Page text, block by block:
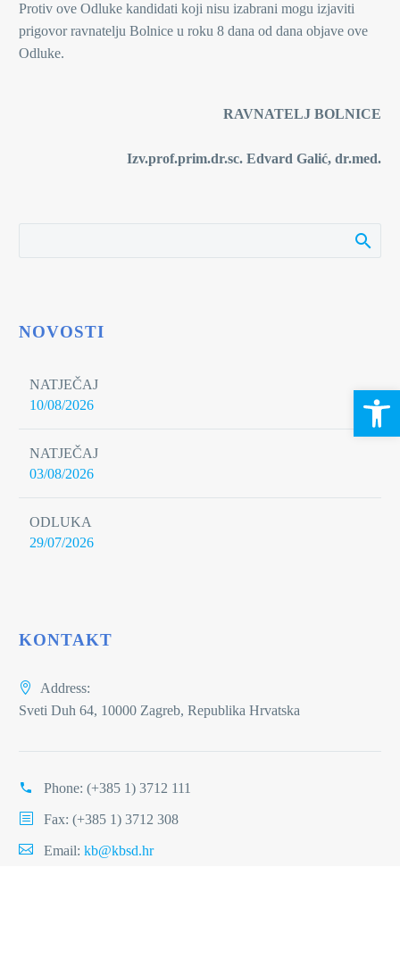
Protiv ove Odluke kandidati koji nisu izabrani mogu izjaviti
prigovor ravnatelju Bolnice u roku 8 dana od dana objave ove
Odluke.
RAVNATELJ BOLNICE
Izv.prof.prim.dr.sc. Edvard Galić, dr.med.
NOVOSTI
NATJEČAJ
10/08/2026
NATJEČAJ
03/08/2026
ODLUKA
29/07/2026
KONTAKT
Address:
Sveti Duh 64, 10000 Zagreb, Republika Hrvatska
Phone: (+385 1) 3712 111
Fax: (+385 1) 3712 308
Email: kb@kbsd.hr